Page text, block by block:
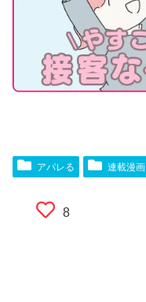
アパレる 連載漫画
8